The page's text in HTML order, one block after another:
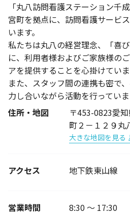
「丸八訪問看護ステーション千
宮町を拠点に、訪問看護サービ
います。
私たちは丸八の経営理念、「喜
に、利用者様およびご家族様の
アを提供することを心掛けていま
また、スタッフ間の連携も密で
力し合いながら活動を行っていま
住所・地図
〒453-0823愛
町２－１２９丸
大きな地図を見る
アクセス 地下鉄東山線
営業時間 8:30 ～ 17:30